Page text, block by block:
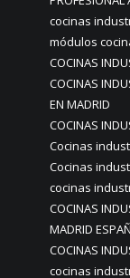
cocinas
módulos
COCINAS
COCINAS
EN MADRID
COCINAS
Cocinas
Cocinas
cocinas
COCINAS
MADRID
COCINAS
cocinas